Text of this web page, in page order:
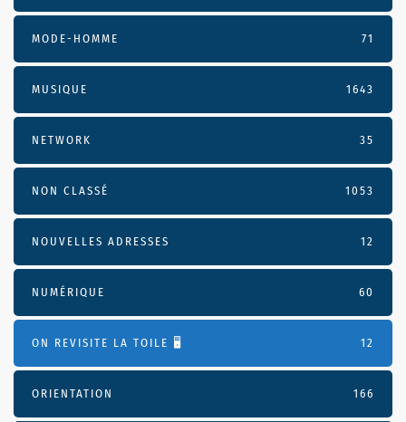
MODE-HOMME 71
MUSIQUE 1643
NETWORK 35
NON CLASSÉ 1053
NOUVELLES ADRESSES 12
NUMÉRIQUE 60
ON REVISITE LA TOILE 🖥️ 12
ORIENTATION 166